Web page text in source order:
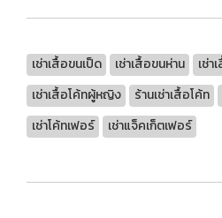
เช่าเสื้อขนเป็ด เช่าเสื้อขนห่าน เช่า
เช่าเสื้อโค้ทผู้หญิง
ร้านเช่าเสื้อโค้ท
เช่าโค้ทเฟอร์
เช่าแจ็คเก็ตเฟอร์